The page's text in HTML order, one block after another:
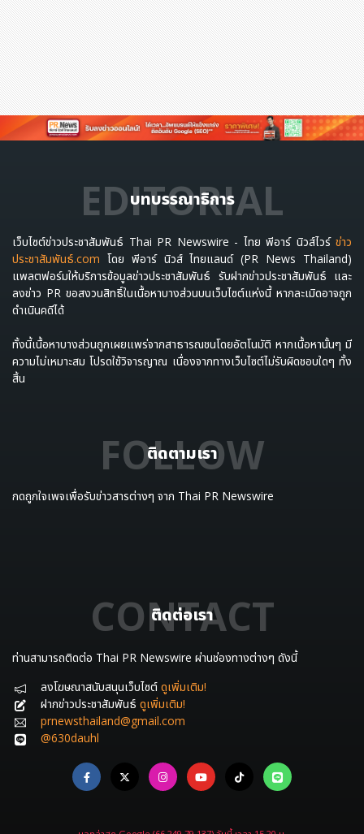
บทบรรณาธิการ
EDITORIAL
เว็บไซต์ข่าวประชาสัมพันธ์ Thai PR Newswire - ไทย พีอาร์ นิวส์ไวร์ ข่าว
ประชาสัมพันธ์.com โดย พีอาร์ นิวส์ ไทยแลนด์ (PR News Thailand)
แพลตฟอร์มให้บริการข้อมูลข่าวประชาสัมพันธ์ รับฝากข่าวประชาสัมพันธ์ และ
ลงข่าว PR ขอสงวนสิทธิ์ในเนื้อหาบางส่วนบนเว็บไซต์แห่งนี้ หากละเมิดอาจถูก
ดำเนินคดีได้
ทั้งนี้เนื้อหาบางส่วนถูกเผยแพร่จากสาธารณชนโดยอัตโนมัติ หากเนื้อหานั้นๆ มี
ความไม่เหมาะสม โปรดใช้วิจารญาณ เนื่องจากทางเว็บไซต์ไม่รับผิดชอบใดๆ ทั้ง
สิ้น
ติดตามเรา
FOLLOW
กดถูกใจเพจเพื่อรับข่าวสารต่างๆ จาก Thai PR Newswire
ติดต่อเรา
CONTACT
ท่านสามารถติดต่อ Thai PR Newswire ผ่านช่องทางต่างๆ ดังนี้
ลงโฆษณาสนับสนุนเว็บไซต์ ดูเพิ่มเติม!
ฝากข่าวประชาสัมพันธ์ ดูเพิ่มเติม!
prnewsthailand@gmail.com
@630dauhl